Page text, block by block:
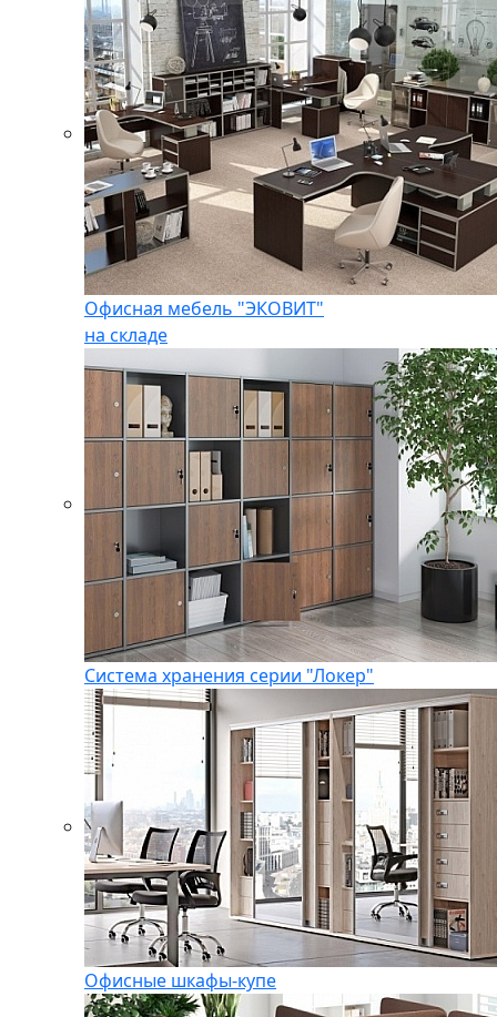
Офисная мебель "ЭКОВИТ"
на складе
Система хранения серии "Локер"
Офисные шкафы-купе